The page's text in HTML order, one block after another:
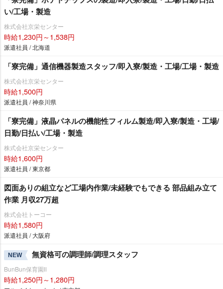
い/工場・製造
株式会社京栄センター
時給1,230円～1,538円
派遣社員 / 北海道
「寮完備」通信機器製造スタッフ/即入寮/製造・工場/工場・製造
株式会社京栄センター
時給1,500円
派遣社員 / 神奈川県
「寮完備」液晶パネルの機能性フィルム製造/即入寮/製造・工場/
日勤/日払い/工場・製造
株式会社京栄センター
時給1,600円
派遣社員 / 東京都
図面ありの組立など工場内作業/未経験でもできる 部品組み立て
作業 月収27万超
株式会社トーコー
時給1,580円
派遣社員 / 大阪府
NEW 無資格可の調理師/調理スタッフ
BunBun保育園Ⅱ
時給1,250円～1,280円